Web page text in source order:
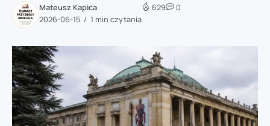
Mateusz Kapica
2026-06-15
1 min czytania
629 0